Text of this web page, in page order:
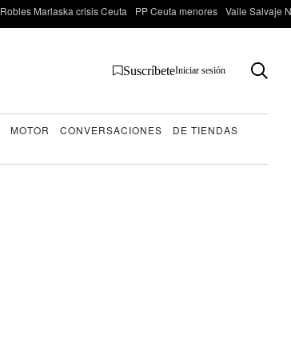
Robles Marlaska crisis Ceuta PP Ceuta menores Valle Salvaje
SuscríbeteIniciar sesión
MOTOR CONVERSACIONES
DE TIENDAS